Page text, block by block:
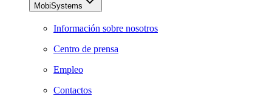
MobiSystems
Información sobre nosotros
Centro de prensa
Empleo
Contactos